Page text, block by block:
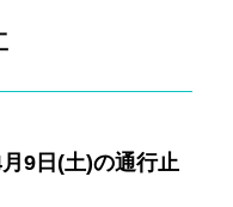
9日(土)の通行止